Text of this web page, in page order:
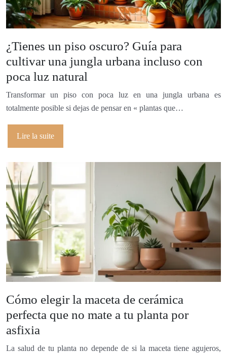
¿Tienes un piso oscuro? Guía para
cultivar una jungla urbana incluso con
poca luz natural
Transformar un piso con poca luz en una jungla urbana es
totalmente posible si dejas de pensar en « plantas que…
Lire la suite
Cómo elegir la maceta de cerámica
perfecta que no mate a tu planta por
asfixia
La salud de tu planta no depende de si la maceta tiene agujeros,